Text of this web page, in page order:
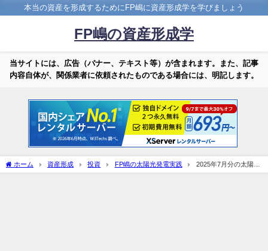
本当の資産を形成するためにFP嶋に資産形成学を学びましょう
FP嶋の資産形成学
当サイトには、広告（バナー、テキスト等）が含まれます。また、記事
内容自体が、関係業者に依頼されたものである場合には、明記します。
ホーム 資産形成 投資 FP嶋の太陽光発電実践
2025年7月分の太陽光
発電結果！